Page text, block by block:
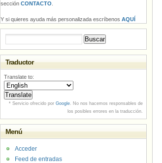
sección CONTACTO
Y si quieres ayuda más personalizada escríbenos AQUÍ
Traductor
Translate to:
* Servicio ofrecido por Google. No nos hacemos responsables de
los posibles errores en la traducción.
Menú
Acceder
Feed de entradas